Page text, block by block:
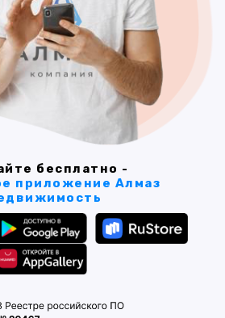
бесплатно -
приложение Алмаз